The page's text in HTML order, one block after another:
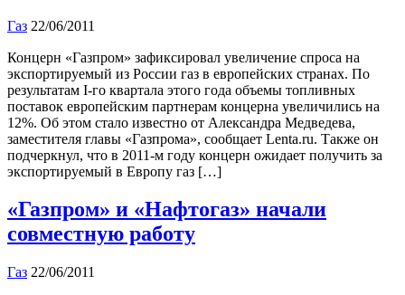
Газ 22/06/2011
Концерн «Газпром» зафиксировал увеличение спроса на
экспортируемый из России газ в европейских странах. По
результатам І-го квартала этого года объемы топливных
поставок европейским партнерам концерна увеличились на
12%. Об этом стало известно от Александра Медведева,
заместителя главы «Газпрома», сообщает Lenta.ru. Также он
подчеркнул, что в 2011-м году концерн ожидает получить за
экспортируемый в Европу газ […]
«Газпром» и «Нафтогаз» начали
совместную работу
Газ 22/06/2011